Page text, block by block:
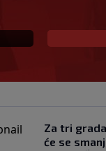
Za tri
će se